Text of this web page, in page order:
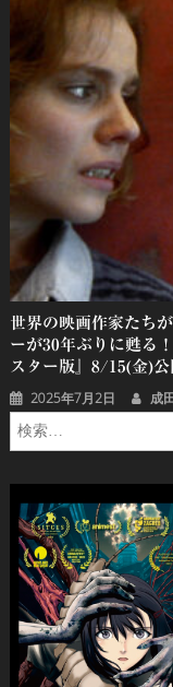
世界の映画作家たち
ーが30年ぶりに甦る
スター版』8/15(金)公
2025年7月2日 成